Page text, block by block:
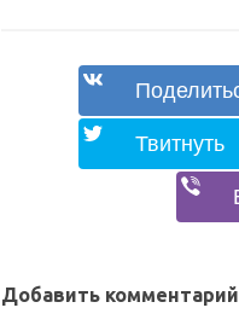
Добавить комментарий